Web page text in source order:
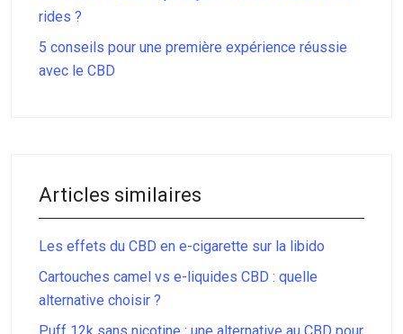
rides ?
5 conseils pour une première expérience réussie
avec le CBD
Articles similaires
Les effets du CBD en e-cigarette sur la libido
Cartouches camel vs e-liquides CBD : quelle
alternative choisir ?